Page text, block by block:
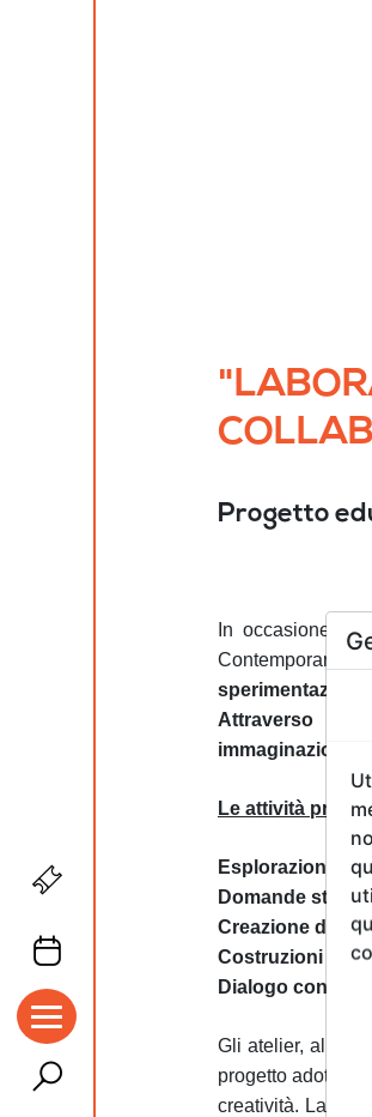
Progetto
In occasione
Contemporary
sperimentazione
Attraverso
immaginazione
Le attività
Esplorazione
Domande
Creazione dei
Costruzioni
Dialogo con
Gli atelier,
progetto adotta
creatività. La